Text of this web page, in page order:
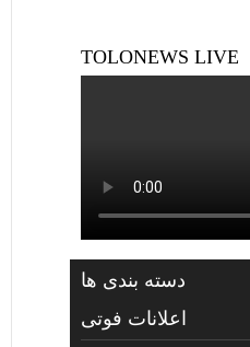
TOLONEWS LIVE
دسته بندی ها
اعلانات فوتی